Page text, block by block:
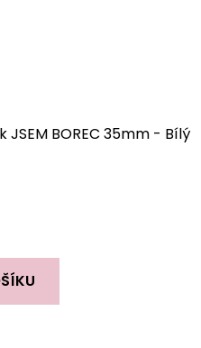
BOREC 35mm - Bílý